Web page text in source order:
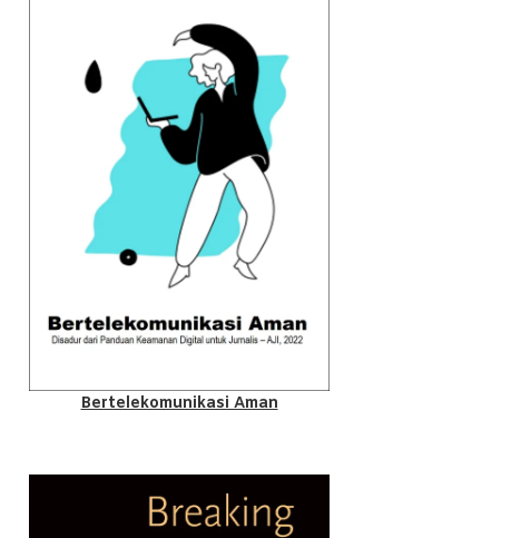
Bertelekomunikasi Aman